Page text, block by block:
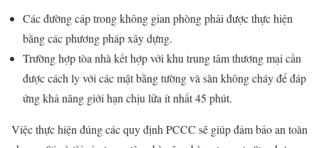
Các đường cáp trong không gian phòng phải được thực hiện
bằng các phương pháp xây dựng.
Trường hợp tòa nhà kết hợp với khu trung tâm thương mại cần
được cách ly với các mặt bằng tường và sàn không cháy để đáp
ứng khả năng giới hạn chịu lửa ít nhất 45 phút.
Việc thực hiện đúng các quy định PCCC sẽ giúp đảm bảo an toàn